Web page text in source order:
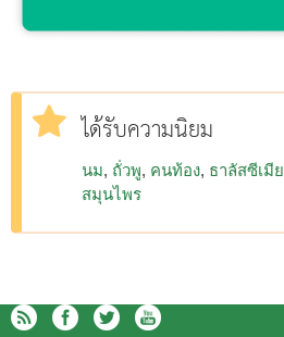
ได้รับความนิยม
นม ถั่วพู คนท้อง ธาลัสซีเมีย
สมุนไพร